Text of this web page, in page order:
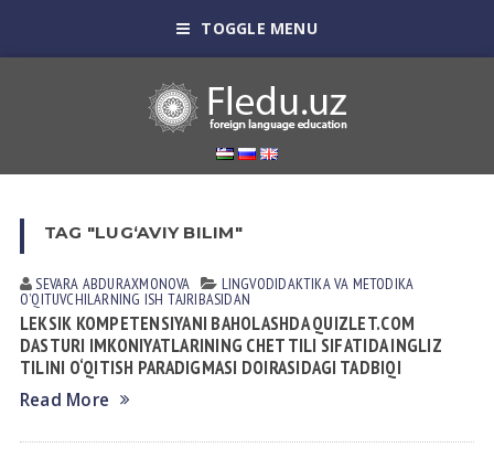
TOGGLE MENU
TAG "LUG‘AVIY BILIM"
SEVARA ABDURAXMONOVA LINGVODIDАKTIKА VА METODIKА
OʼQITUVCHILАRNING ISH TАJRIBАSIDАN
LEKSIK KOMPETENSIYANI BAHOLASHDA QUIZLET.COM
DASTURI IMKONIYATLARINING CHET TILI SIFATIDA INGLIZ
TILINI O‘QITISH PARADIGMASI DOIRASIDAGI TADBIQI
Read More